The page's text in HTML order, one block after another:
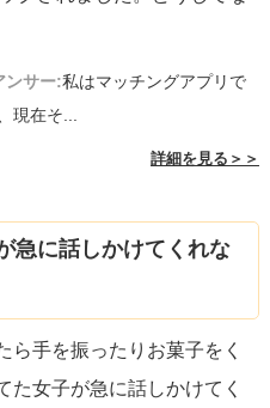
ンサー:私はマッチングアプリで
現在そ...
詳細を見る＞＞
急に話しかけてくれな
ら手を振ったりお菓子をく
た女子が急に話しかけてく